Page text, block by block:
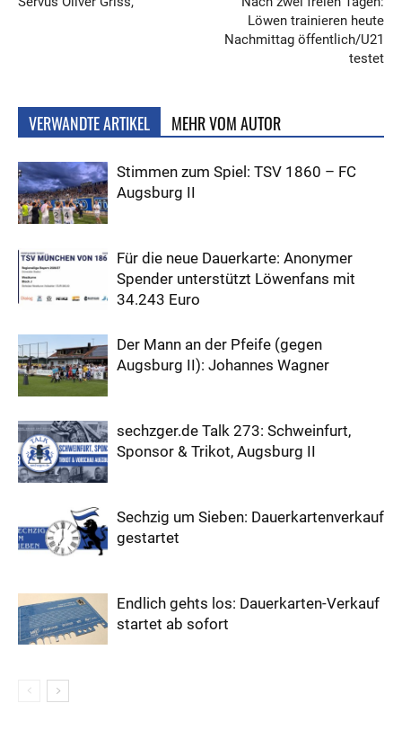
Löwen trainieren heute
Nachmittag öffentlich/U21
testet
VERWANDTE ARTIKEL MEHR VOM AUTOR
Stimmen zum Spiel: TSV 1860 – FC
Augsburg II
Für die neue Dauerkarte: Anonymer
Spender unterstützt Löwenfans mit
34.243 Euro
Der Mann an der Pfeife (gegen
Augsburg II): Johannes Wagner
sechzger.de Talk 273: Schweinfurt,
Sponsor & Trikot, Augsburg II
Sechzig um Sieben: Dauerkartenverkauf
gestartet
Endlich gehts los: Dauerkarten-Verkauf
startet ab sofort